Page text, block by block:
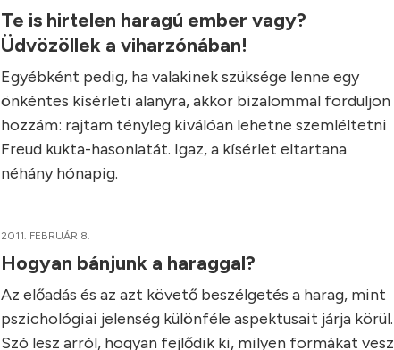
Te is hirtelen haragú ember vagy?
Üdvözöllek a viharzónában!
Egyébként pedig, ha valakinek szüksége lenne egy
önkéntes kísérleti alanyra, akkor bizalommal forduljon
hozzám: rajtam tényleg kiválóan lehetne szemléltetni
Freud kukta-hasonlatát. Igaz, a kísérlet eltartana
néhány hónapig.
2011. FEBRUÁR 8.
Hogyan bánjunk a haraggal?
Az előadás és az azt követő beszélgetés a harag, mint
pszichológiai jelenség különféle aspektusait járja körül.
Szó lesz arról, hogyan fejlődik ki, milyen formákat vesz